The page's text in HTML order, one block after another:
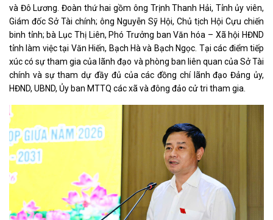
và Đô Lương. Đoàn thứ hai gồm ông Trịnh Thanh Hải, Tỉnh ủy viên,
Giám đốc Sở Tài chính; ông Nguyễn Sỹ Hội, Chủ tịch Hội Cựu chiến
binh tỉnh; bà Lục Thị Liên, Phó Trưởng ban Văn hóa – Xã hội HĐND
tỉnh làm việc tại Văn Hiến, Bạch Hà và Bạch Ngọc. Tại các điểm tiếp
xúc có sự tham gia của lãnh đạo và phòng ban liên quan của Sở Tài
chính và sự tham dự đầy đủ của các đồng chí lãnh đạo Đảng ủy,
HĐND, UBND, Ủy ban MTTQ các xã và đông đảo cử tri tham gia.